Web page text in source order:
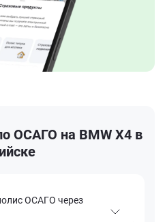
ОСАГО на BMW X4 в
ОСАГО через